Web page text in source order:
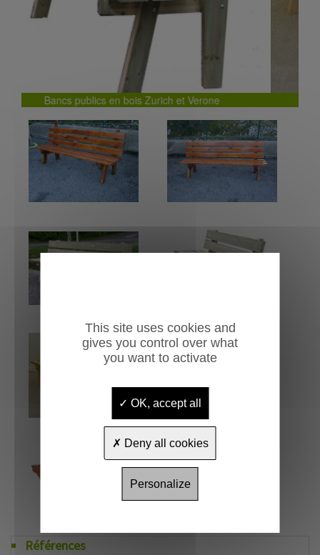
Banc simple Zurich en bois traité
Références
This site uses cookies and
gives you control over what
you want to activate
OK, accept all
Deny all cookies
Personalize